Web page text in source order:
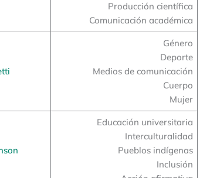
Producción científica
Comunicación académica
Género
Deporte
Medios de comunicación
Cuerpo
Mujer
Educación universitaria
Interculturalidad
Pueblos indígenas
Inclusión